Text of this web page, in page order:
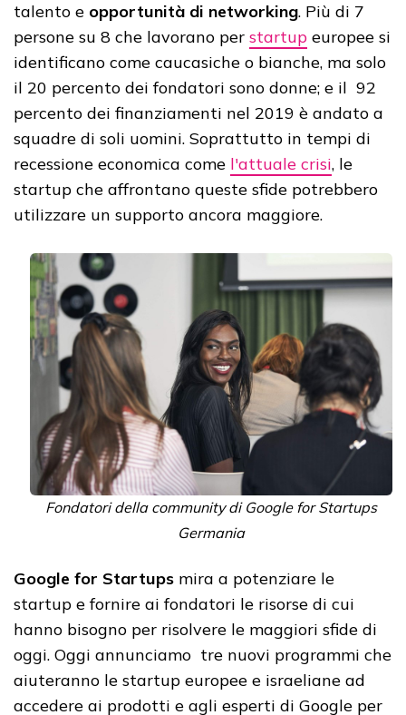
talento e opportunità di networking. Più di 7
persone su 8 che lavorano per startup europee si
identificano come caucasiche o bianche, ma solo
il 20 percento dei fondatori sono donne; e il 92
percento dei finanziamenti nel 2019 è andato a
squadre di soli uomini. Soprattutto in tempi di
recessione economica come l'attuale crisi, le
startup che affrontano queste sfide potrebbero
utilizzare un supporto ancora maggiore.
Fondatori della community di Google for Startups
Germania
Google for Startups mira a potenziare le
startup e fornire ai fondatori le risorse di cui
hanno bisogno per risolvere le maggiori sfide di
oggi. Oggi annunciamo tre nuovi programmi che
aiuteranno le startup europee e israeliane ad
accedere ai prodotti e agli esperti di Google per